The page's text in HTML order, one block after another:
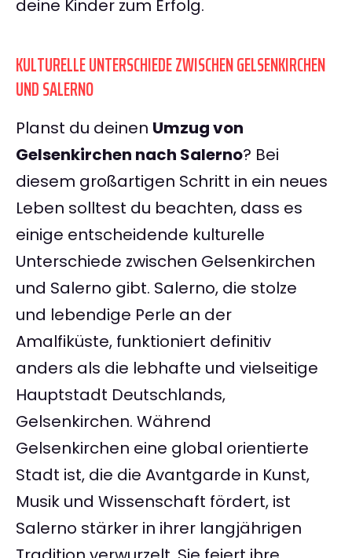
deine Kinder zum Erfolg.
KULTURELLE UNTERSCHIEDE ZWISCHEN GELSENKIRCHEN
UND SALERNO
Planst du deinen Umzug von
Gelsenkirchen nach Salerno? Bei
diesem großartigen Schritt in ein neues
Leben solltest du beachten, dass es
einige entscheidende kulturelle
Unterschiede zwischen Gelsenkirchen
und Salerno gibt. Salerno, die stolze
und lebendige Perle an der
Amalfiküste, funktioniert definitiv
anders als die lebhafte und vielseitige
Hauptstadt Deutschlands,
Gelsenkirchen. Während
Gelsenkirchen eine global orientierte
Stadt ist, die die Avantgarde in Kunst,
Musik und Wissenschaft fördert, ist
Salerno stärker in ihrer langjährigen